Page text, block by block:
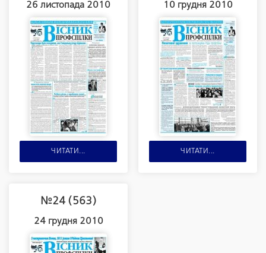
26 листопада 2010
ЧИТАТИ...
10 грудня 2010
ЧИТАТИ...
№24 (563)
24 грудня 2010